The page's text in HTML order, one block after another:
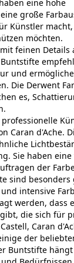
eine hohe
große
Künstler
möchten.
feinen Details
und
Die Derwent
es,
Caran d'Ache.
Sie haben
der
sind
intensive
werden, dass
die sich für
Caran
der
Buntstifte